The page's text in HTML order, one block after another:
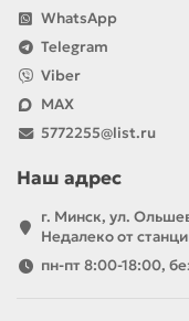
WhatsApp
Telegram
Viber
MAX
5772255@list.ru
Наш адрес
г. Минск, ул.
Недалеко от
пн-пт 8:00-18:00,